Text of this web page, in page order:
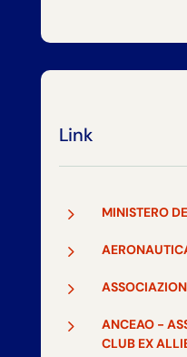
Link
5 MINISTERO
5
5
5
ANCEAO -
CLUB EX